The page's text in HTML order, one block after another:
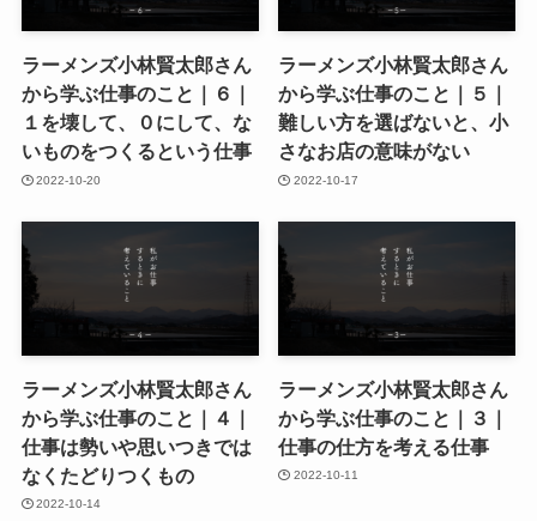
ラーメンズ小林賢太郎さん
から学ぶ仕事のこと｜６｜
１を壊して、０にして、な
いものをつくるという仕事
2022-10-20
ラーメンズ小林賢太郎さん
から学ぶ仕事のこと｜５｜
難しい方を選ばないと、小
さなお店の意味がない
2022-10-17
ラーメンズ小林賢太郎さん
から学ぶ仕事のこと｜４｜
仕事は勢いや思いつきでは
なくたどりつくもの
2022-10-14
ラーメンズ小林賢太郎さん
から学ぶ仕事のこと｜３｜
仕事の仕方を考える仕事
2022-10-11